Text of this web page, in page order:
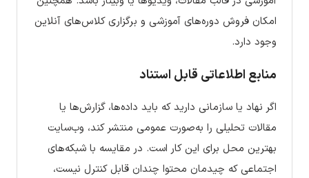
امکان فروش دوره‌های آموزشی و برگزاری کلاس‌های آنلاین
وجود دارد.
منابع اطلاعاتی قابل استناد
اگر نهاد یا سازمانی دارید که باید داده‌ها، گزارش‌ها یا
مقالات تحلیلی را به‌صورت عمومی منتشر کند، وب‌سایت
بهترین محل برای این کار است. در مقایسه با شبکه‌های
اجتماعی که چیدمان محتوا چندان قابل کنترل نیست،